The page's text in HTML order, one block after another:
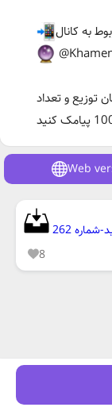
به کانال
توزیع و تعداد
Web
8